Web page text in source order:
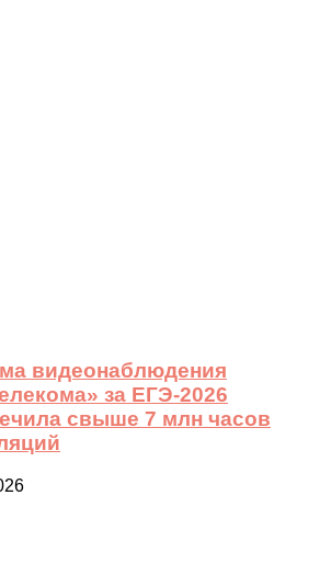
видеонаблюдения
за ЕГЭ-2026
свыше 7 млн часов